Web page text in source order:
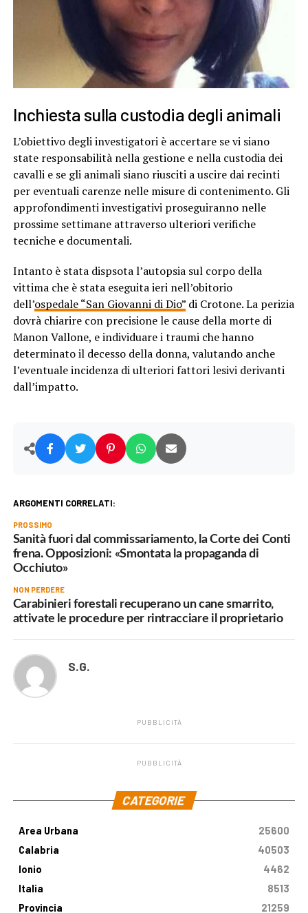
Inchiesta sulla custodia degli animali
L’obiettivo degli investigatori è accertare se vi siano
state responsabilità nella gestione e nella custodia dei
cavalli e se gli animali siano riusciti a uscire dai recinti
per eventuali carenze nelle misure di contenimento. Gli
approfondimenti investigativi proseguiranno nelle
prossime settimane attraverso ulteriori verifiche
tecniche e documentali.
Intanto è stata dispsota l’autopsia sul corpo della
vittima che è stata eseguita ieri nell’obitorio
dell’ospedale “San Giovanni di Dio”di Crotone. La perizia
dovrà chiarire con precisione le cause della morte di
Manon Vallone, e individuare i traumi che hanno
determinato il decesso della donna, valutando anche
l’eventuale incidenza di ulteriori fattori lesivi derivanti
dall’impatto.
ARGOMENTI CORRELATI:
PROSSIMO
Sanità fuori dal commissariamento, la Corte dei Conti
frena. Opposizioni: «Smontata la propaganda di
Occhiuto»
NON PERDERE
Carabinieri forestali recuperano un cane smarrito,
attivate le procedure per rintracciare il proprietario
S.G.
PUBBLICITÀ
PUBBLICITÀ
CATEGORIE
Area Urbana
25600
Calabria
40503
Ionio
4462
Italia
8513
Provincia
21259